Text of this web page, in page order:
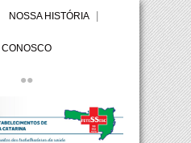
NOSSA HISTÓRIA
CONOSCO